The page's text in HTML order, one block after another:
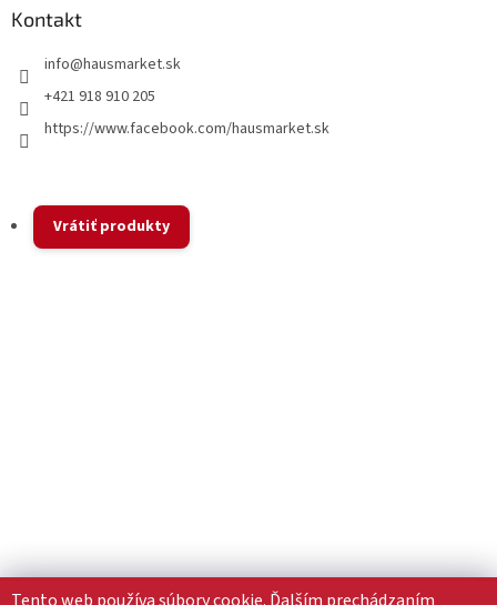
Kontakt
info@hausmarket.sk
+421 918 910 205
https://www.facebook.com/hausmarket.sk
Vrátiť produkty